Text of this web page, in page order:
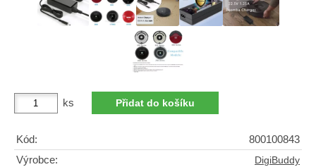
ks
Kód:
800100843
Výrobce:
DigiBuddy